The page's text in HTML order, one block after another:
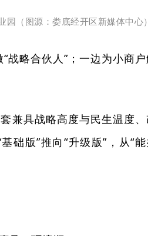
（图源：娄底经开区新媒体中心
战略合伙人”；一边为小商
兼具战略高度与民生温度
础版”推向“升级版”，从“